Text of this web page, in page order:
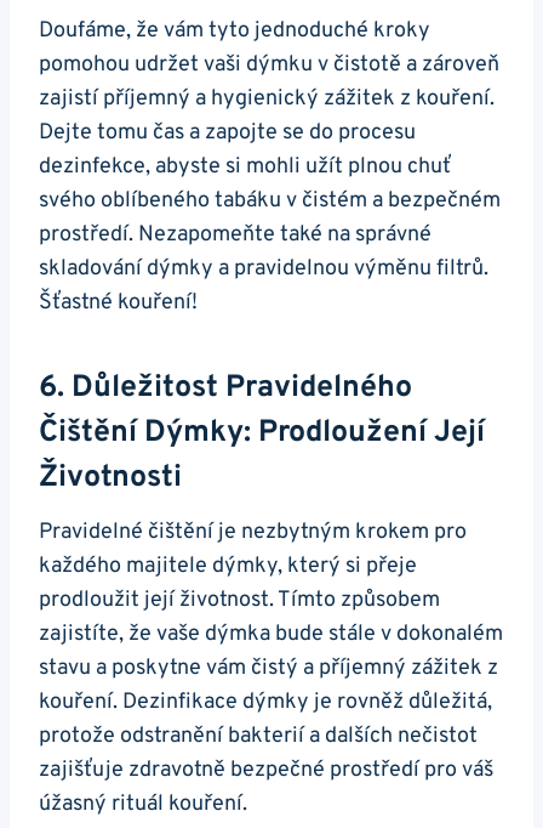
Doufáme, že vám tyto jednoduché kroky
pomohou udržet vaši dýmku v čistotě a zároveň
zajistí příjemný a hygienický zážitek z kouření.
Dejte tomu čas a zapojte se do procesu
dezinfekce, abyste si mohli užít plnou chuť
svého oblíbeného tabáku v čistém a bezpečném
prostředí. Nezapomeňte také na správné
skladování dýmky a pravidelnou výměnu filtrů.
Šťastné kouření!
6. Důležitost Pravidelného
Čištění Dýmky: Prodloužení Její
Životnosti
Pravidelné čištění je nezbytným krokem pro
každého majitele dýmky, který si přeje
prodloužit její životnost. Tímto způsobem
zajistíte, že vaše dýmka bude stále v dokonalém
stavu a poskytne vám čistý a příjemný zážitek z
kouření. Dezinfikace dýmky je rovněž důležitá,
protože odstranění bakterií a dalších nečistot
zajišťuje zdravotně bezpečné prostředí pro váš
úžasný rituál kouření.